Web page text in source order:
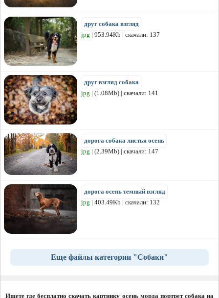
друг собака взгляд
jpg | 953.94Kb | скачали: 137
друг взгляд собака
jpg | (1.08Mb) | скачали: 141
дорога собака листья осень
jpg | (2.39Mb) | скачали: 147
дорога осень темный взгляд
jpg | 403.49Kb | скачали: 132
Еще файлы категории "Собаки"
Ищете где бесплатно скачать картинку осень морда портрет собака на